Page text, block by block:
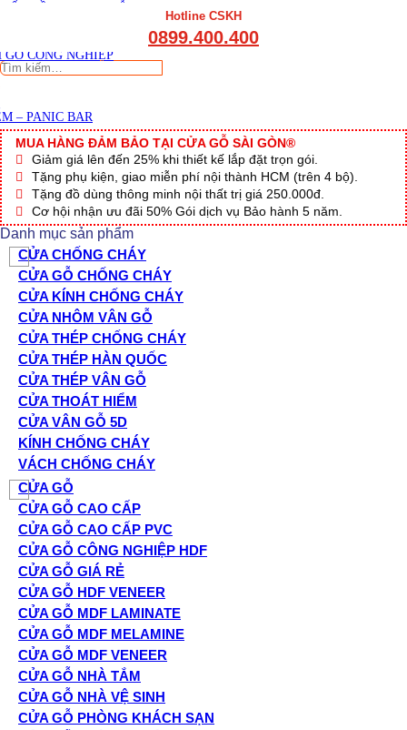
GỖ CÔNG NGHIỆP
– PANIC BAR
Hotline CSKH
0899.400.400
Tìm
MUA HÀNG ĐẢM BẢO TẠI CỬA GỖ SÀI GÒN®
Giảm giá lên đến 25% khi thiết kế lắp đặt trọn gói.
Tặng phụ kiện, giao miễn phí nội thành HCM (trên 4 bộ).
Tặng đồ dùng thông minh nội thất trị giá 250.000đ.
Cơ hội nhận ưu đãi 50% Gói dịch vụ Bảo hành 5 năm.
Danh mục sản phẩm
CỬA CHỐNG CHÁY
CỬA GỖ CHỐNG CHÁY
CỬA KÍNH CHỐNG CHÁY
CỬA NHÔM VÂN GỖ
CỬA THÉP CHỐNG CHÁY
CỬA THÉP HÀN QUỐC
CỬA THÉP VÂN GỖ
CỬA THOÁT HIỂM
CỬA VÂN GỖ 5D
KÍNH CHỐNG CHÁY
VÁCH CHỐNG CHÁY
CỬA GỖ
CỬA GỖ CAO CẤP
CỬA GỖ CAO CẤP PVC
CỬA GỖ CÔNG NGHIỆP HDF
CỬA GỖ GIÁ RẺ
CỬA GỖ HDF VENEER
CỬA GỖ MDF LAMINATE
CỬA GỖ MDF MELAMINE
CỬA GỖ MDF VENEER
CỬA GỖ NHÀ TẮM
CỬA GỖ NHÀ VỆ SINH
CỬA GỖ PHÒNG KHÁCH SẠN